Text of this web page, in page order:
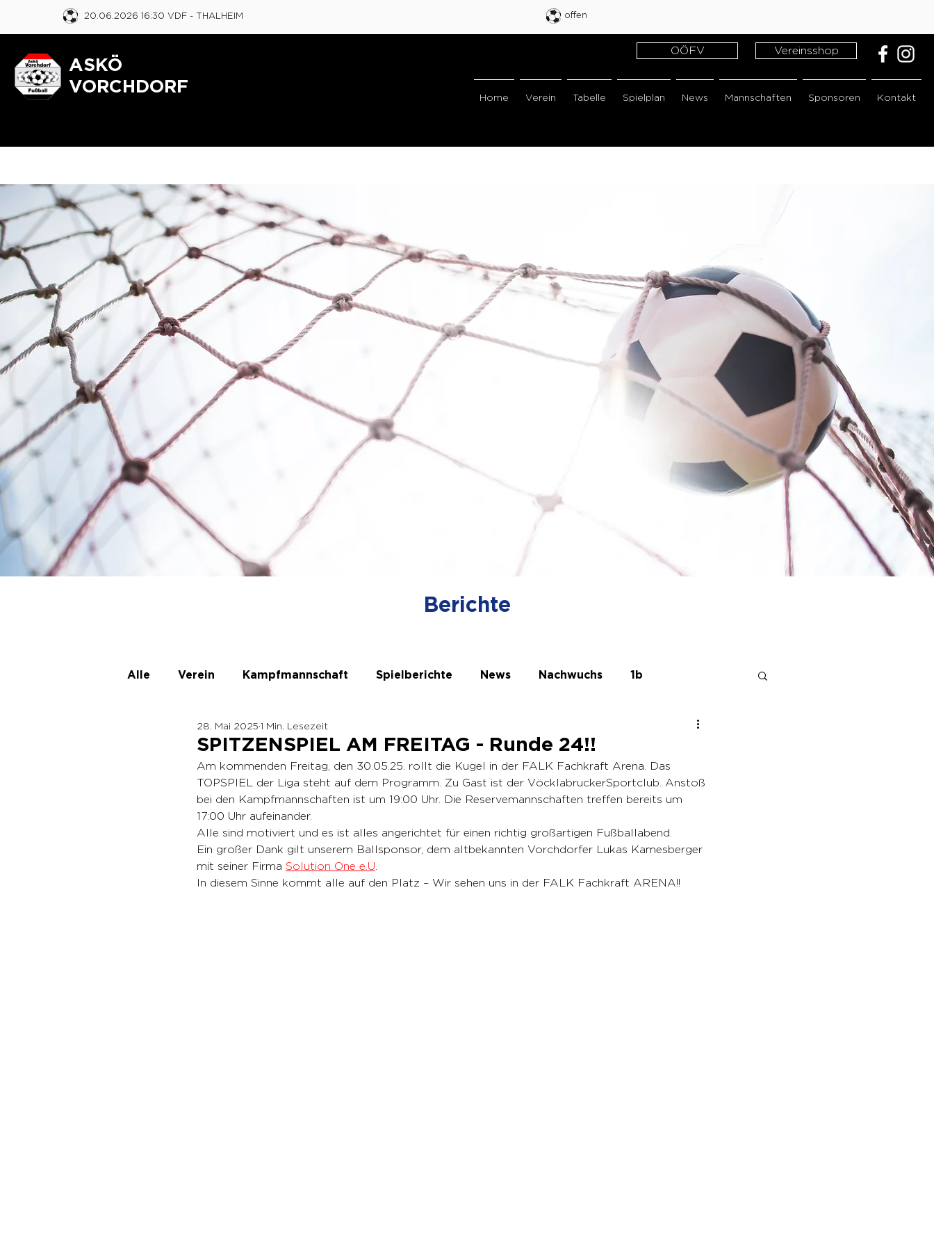
20.06.2026 16:30 VDF - THALHEIM offen
ASKÖ
VORCHDORF
OÖFV Vereinsshop
Home Verein Tabelle Spielplan News Mannschaften Sponsoren Kontakt
Berichte
Alle Verein Kampfmannschaft Spielberichte News Nachwuchs 1b
ASKÖ Ladies Unbenannte Kategorie
SPITZENSPIEL AM FREITAG - Runde 24!!
28. Mai 2025 1 Min. Lesezeit
Am kommenden Freitag, den 30.05.25. rollt die Kugel in der FALK Fachkraft Arena. Das
TOPSPIEL der Liga steht auf dem Programm. Zu Gast ist der VöcklabruckerSportclub. Anstoß
bei den Kampfmannschaften ist um 19:00 Uhr. Die Reservemannschaften treffen bereits um
17:00 Uhr aufeinander.
Alle sind motiviert und es ist alles angerichtet für einen richtig großartigen Fußballabend.
Ein großer Dank gilt unserem Ballsponsor, dem altbekannten Vorchdorfer Lukas Kamesberger
mit seiner Firma Solution One e.U
In diesem Sinne kommt alle auf den Platz – Wir sehen uns in der FALK Fachkraft ARENA!!